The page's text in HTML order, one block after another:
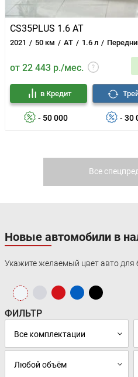
CS35PLUS 1.6 AT
2021 50 км AT 1.6 л
от 22 443 р./мес.
- 50 000
в Кредит
- 30
Все
Новые автомобили в
Укажите желаемый цвет авто для
ФИЛЬТР